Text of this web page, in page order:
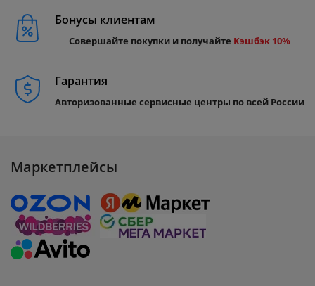
Бонусы клиентам
Совершайте покупки и получайте Кэшбэк 10%
Гарантия
Авторизованные сервисные центры по всей России
Маркетплейсы